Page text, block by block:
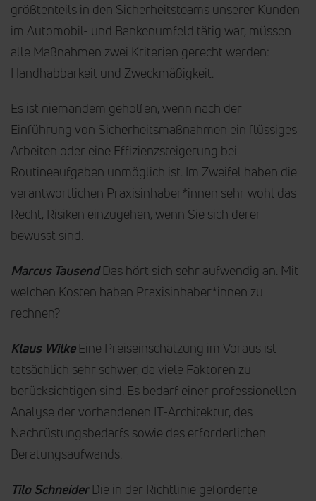
größtenteils in den Sicherheitsteams unserer Kunden
im Automobil- und Bankenumfeld tätig war, müssen
alle Maßnahmen zwei Kriterien gerecht werden:
Handhabbarkeit und Zweckmäßigkeit.
Es ist niemandem geholfen, wenn nach der
Einführung von Sicherheitsmaßnahmen ein flüssiges
Arbeiten oder eine Effizienzsteigerung bei
Routineaufgaben unmöglich ist. Im Zweifel haben die
verantwortlichen Praxisinhaber*innen sehr wohl das
Recht, Risiken einzugehen, wenn Sie sich derer
bewusst sind.
Marcus TausendDas hört sich sehr aufwendig an. Mit
welchen Kosten haben Praxisinhaber*innen zu
rechnen?
Klaus WilkeEine Preiseinschätzung im Voraus ist
tatsächlich sehr schwer, da viele Faktoren zu
berücksichtigen sind. Es bedarf einer professionellen
Analyse der vorhandenen IT-Architektur, des
Nachrüstungsbedarfs sowie des erforderlichen
Beratungsaufwands.
Tilo SchneiderDie in der Richtlinie geforderte